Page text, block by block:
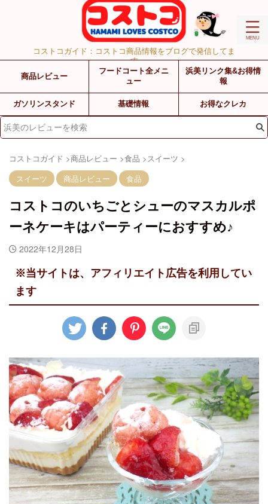
コストコガイド：コストコ商品情報をブログで発信してま
す
商品レビュー
フードコート全メニ
ュー
浜美リンク集&お得情
報
ガソリンスタンド 基礎情報 お得なクレカ
コストコガイド >商品レビュー >食品 >スイーツ >
スイーツ
商品レビュー 食品
コストコのいちごとシューのマスカルポ
ーネケーキはパーティーにおすすめ♪
2022年12月28日
※当サイトは、アフィリエイト広告を利用してい
ます